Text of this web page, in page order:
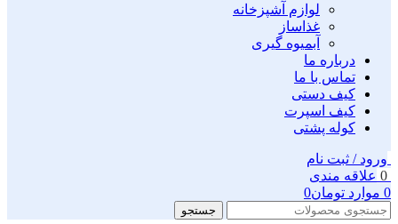
لوازم آشپزخانه
غذاساز
آبمیوه گیری
درباره ما
تماس با ما
کیف دستی
کیف اسپرت
کوله پشتی
ورود / ثبت نام
0 علاقه مندی
0 موارد تومان0
جستجو